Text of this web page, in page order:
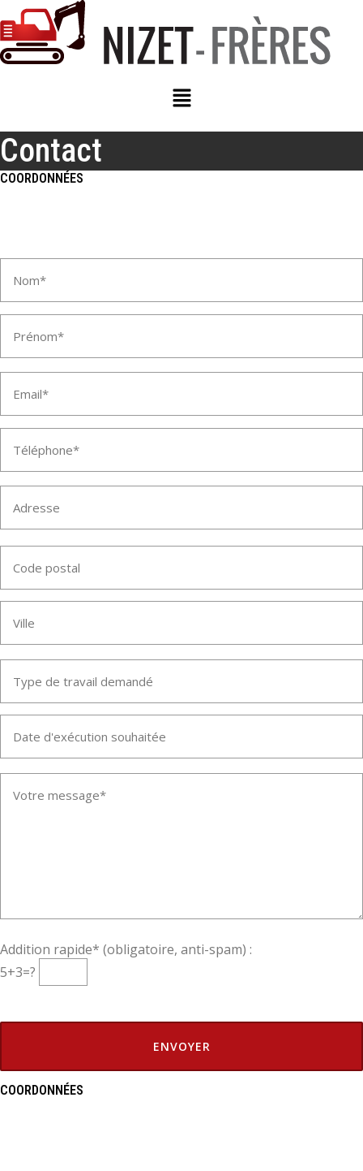
Menu
Contact
COORDONNÉES
Addition rapide* (obligatoire, anti-spam) :
5+3=?
COORDONNÉES